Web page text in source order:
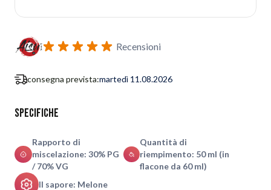
Recensioni
consegna prevista:martedì 11.08.2026
Specifiche
Rapporto di
miscelazione: 30% PG
/ 70% VG
Quantità di
riempimento: 50 ml (in
flacone da 60 ml)
Il sapore: Melone